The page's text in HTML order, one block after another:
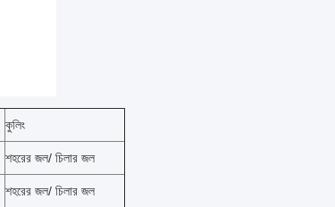
কুলিং
শহরের জল/ চিলার জল
শহরের জল/ চিলার জল